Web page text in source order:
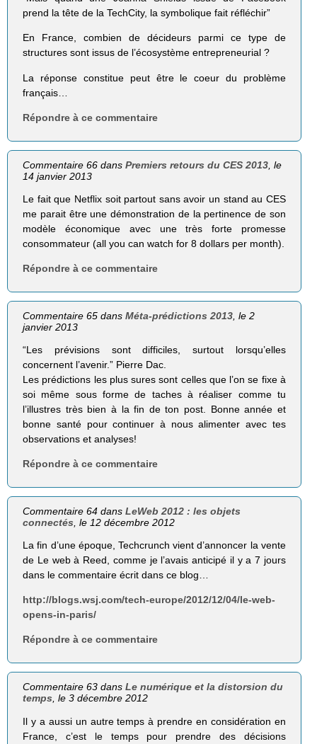
prend la tête de la Tech­City, la sym­bo­lique fait réflé­chir”
En France, combien de décideurs parmi ce type de
structures sont issus de l’écosystème entrepreneurial ?
La réponse constitue peut être le coeur du problème
français…
Répondre à ce commentaire
Commentaire 66 dansPremiers retours du CES 2013 , le
14 janvier 2013
Le fait que Netflix soit partout sans avoir un stand au CES
me parait être une démonstration de la pertinence de son
modèle économique avec une très forte promesse
consommateur (all you can watch for 8 dollars per month).
Répondre à ce commentaire
Commentaire 65 dansMéta-prédictions 2013 , le 2
janvier 2013
“Les prévisions sont difficiles, surtout lorsqu’elles
concernent l’avenir.” Pierre Dac.
Les prédictions les plus sures sont celles que l’on se fixe à
soi même sous forme de taches à réaliser comme tu
l’illustres très bien à la fin de ton post. Bonne année et
bonne santé pour continuer à nous alimenter avec tes
observations et analyses!
Répondre à ce commentaire
Commentaire 64 dansLeWeb 2012 : les objets
connectés , le 12 décembre 2012
La fin d’une époque, Techcrunch vient d’annoncer la vente
de Le web à Reed, comme je l’avais anticipé il y a 7 jours
dans le commentaire écrit dans ce blog…
http://blogs.wsj.com/tech-europe/2012/12/04/le-web-
opens-in-paris/
Répondre à ce commentaire
Commentaire 63 dansLe numérique et la distorsion du
temps, le 3 décembre 2012
Il y a aussi un autre temps à prendre en considération en
France, c’est le temps pour prendre des décisions